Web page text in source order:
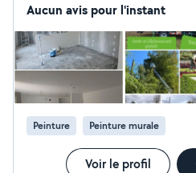
toiture et façades Devis et déplacement gratuit dans le
n'hésitez pas à me contacter - Jardinage ( tonte de
pelouse ou jardins, débroussaillage, taille
coupe d'arbres, évacuation
- Petite rénovation ( pose
rebouchage de trous,
Aucun avis pour l'instant
Peinture Peinture murale
Voir le profil